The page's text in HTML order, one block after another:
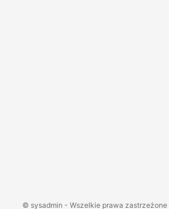
© sysadmin - Wszelkie prawa zastrzeżone |